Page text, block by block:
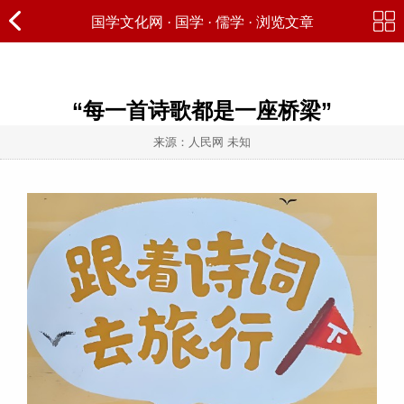
国学文化网 · 国学 · 儒学 · 浏览文章
“每一首诗歌都是一座桥梁”
来源：人民网 未知